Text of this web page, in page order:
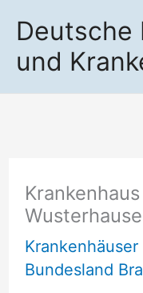
Inhalt
springen
Deutsche
und
Bundesland